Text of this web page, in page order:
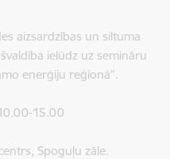
aizsardzības un siltuma
ielūdz uz semināru
enerģiju reģionā”.
15.00
Spoguļu zāle.